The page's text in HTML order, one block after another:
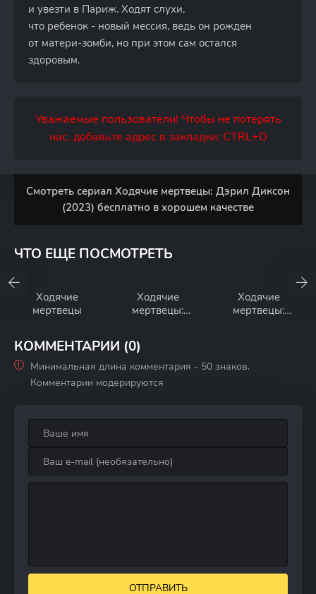
и увезти в Париж. Ходят слухи,
что ребенок - новый мессия, ведь он рожден
от матери-зомби, но при этом сам остался
здоровым.
Уважаемые пользователи! Чтобы не потерять
нас, добавьте адрес в закладки: CTRL+D
Смотреть сериал Ходячие мертвецы: Дэрил Диксон
(2023) бесплатно в хорошем качестве
ЧТО ЕЩЕ ПОСМОТРЕТЬ
Ходячие
мертвецы
Ходячие
мертвецы:
Ходячие
мертвецы:
КОММЕНТАРИИ (0)
Минимальная длина комментария - 50 знаков.
Комментарии модерируются
ОТПРАВИТЬ